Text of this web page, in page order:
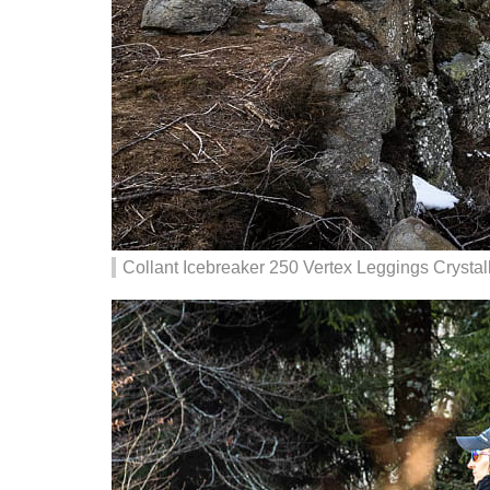
Collant Icebreaker 250 Vertex Leggings